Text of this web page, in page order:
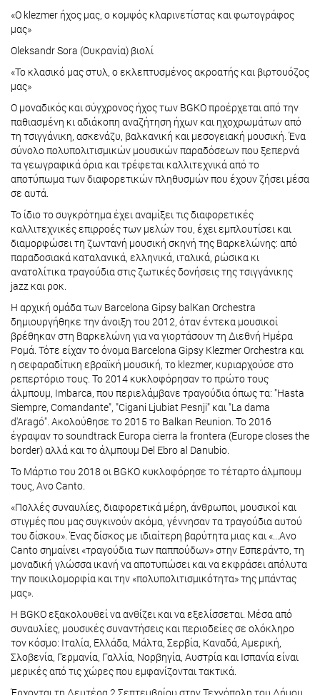
«Ο klezmer ήχος μας, ο κομψός κλαρινετίστας και φωτογράφος
μας»
Oleksandr Sora (Ουκρανία) βιολί
«Το κλασικό μας στυλ, ο εκλεπτυσμένος ακροατής και βιρτουόζος
μας»
Ο μοναδικός και σύγχρονος ήχος των BGKO προέρχεται από την
παθιασμένη κι αδιάκοπη αναζήτηση ήχων και ηχοχρωμάτων από
τη τσιγγάνικη, ασκενάζυ, βαλκανική και μεσογειακή μουσική. Ένα
σύνολο πολυπολιτισμικών μουσικών παραδόσεων που ξεπερνά
τα γεωγραφικά όρια και τρέφεται καλλιτεχνικά από το
αποτύπωμα των διαφορετικών πληθυσμών που έχουν ζήσει μέσα
σε αυτά.
Το ίδιο το συγκρότημα έχει αναμίξει τις διαφορετικές
καλλιτεχνικές επιρροές των μελών του, έχει εμπλουτίσει και
διαμορφώσει τη ζωντανή μουσική σκηνή της Βαρκελώνης: από
παραδοσιακά καταλανικά, ελληνικά, ιταλικά, ρώσικα κι
ανατολίτικα τραγούδια στις ζωτικές δονήσεις της τσιγγάνικης
jazz και ροκ.
Η αρχική ομάδα των Barcelona Gipsy balKan Orchestra
δημιουργήθηκε την άνοιξη του 2012, όταν έντεκα μουσικοί
βρέθηκαν στη Βαρκελώνη για να γιορτάσουν τη Διεθνή Ημέρα
Ρομά. Τότε είχαν το όνομα Barcelona Gipsy Klezmer Orchestra και
η σεφαραδίτικη εβραϊκή μουσική, το klezmer, κυριαρχούσε στο
ρεπερτόριο τους. Το 2014 κυκλοφόρησαν το πρώτο τους
άλμπουμ, Imbarca, που περιελάμβανε τραγούδια όπως τα: "Hasta
Siempre, Comandante", "Cigani Ljubiat Pesnji" και "La dama
d'Aragó". Ακολούθησε το 2015 το Balkan Reunion. Το 2016
έγραψαν το soundtrack Europa cierra la frontera (Europe closes the
border) αλλά και το άλμπουμ Del Ebro al Danubio.
Το Μάρτιο του 2018 οι BGKO κυκλοφόρησε το τέταρτο άλμπουμ
τους, Avo Canto.
«Πολλές συναυλίες, διαφορετικά μέρη, άνθρωποι, μουσικοί και
στιγμές που μας συγκινούν ακόμα, γέννησαν τα τραγούδια αυτού
του δίσκου». Ένας δίσκος με ιδιαίτερη βαρύτητα μιας και «...Avo
Canto σημαίνει «τραγούδια των παππούδων» στην Εσπεράντο, τη
μοναδική γλώσσα ικανή να αποτυπώσει και να εκφράσει απόλυτα
την ποικιλομορφία και την «πολυπολιτισμικότητα» της μπάντας
μας».
Η BGKO εξακολουθεί να ανθίζει και να εξελίσσεται. Μέσα από
συναυλίες, μουσικές συναντήσεις και περιοδείες σε ολόκληρο
τον κόσμο: Ιταλία, Ελλάδα, Μάλτα, Σερβία, Καναδά, Αμερική,
Σλοβενία, Γερμανία, Γαλλία, Νορβηγία, Αυστρία και Ισπανία είναι
μερικές από τις χώρες που εμφανίζονται τακτικά.